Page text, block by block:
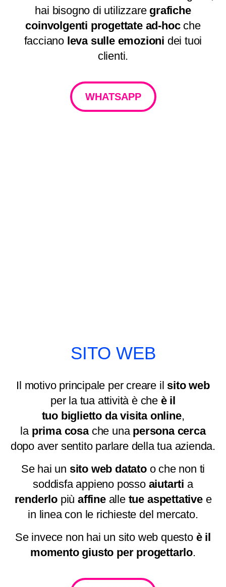
hai bisogno di utilizzare grafiche
coinvolgenti progettate ad-hocche
facciano leva sulle emozioni dei tuoi
clienti.
WHATSAPP
SITO WEB
Il motivo principale per creare il sito web
per la tua attività è che è il
tuo biglietto da visita online,
la prima cosa che una persona cerca
dopo aver sentito parlare della tua azienda.
Se hai un sito web datatoo che non ti
soddisfa appieno posso aiutarti a
renderlo piùaffinealle tue aspettativee
in linea con le richieste del mercato.
Se invece non hai un sito web questo è il
momento giusto per progettarlo.